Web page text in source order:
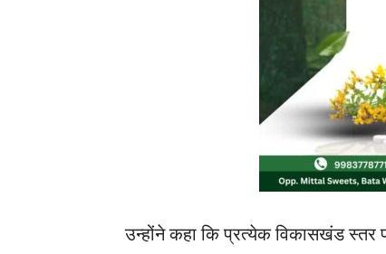
उन्होंने कहा कि प्रत्येक विकासखंड स्तर